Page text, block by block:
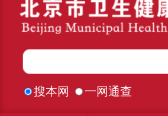
搜本网 一网通查